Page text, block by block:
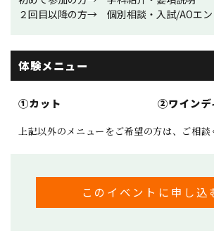
２回目以降の方→ 個別相談・入試/AOエン
体験メニュー
①カット ②ワインデ
上記以外のメニューをご希望の方は、ご相談
このイベントに申し込